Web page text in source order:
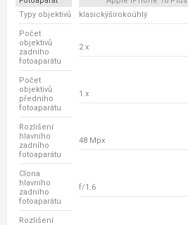
Typy objektivů
klasickýširokoúhlý
Počet
objektivů
zadního
fotoaparátu
2 x
Počet
objektivů
předního
fotoaparátu
1 x
Rozlišení
hlavního
zadního
fotoaparátu
48 Mpx
Clona
hlavního
zadního
fotoaparátu
f/1.6
Rozlišení